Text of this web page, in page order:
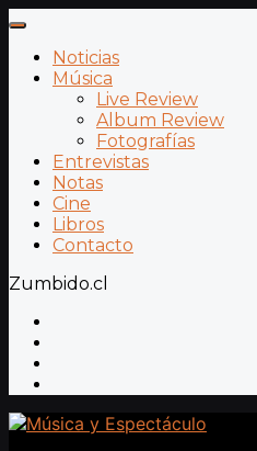
Noticias
Música
Live Review
Album Review
Fotografías
Entrevistas
Notas
Cine
Libros
Contacto
Zumbido.cl